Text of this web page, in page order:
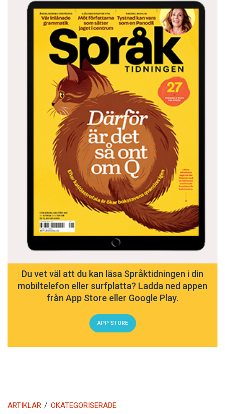
Du vet väl att du kan läsa Språktidningen i din
mobiltelefon eller surfplatta? Ladda ned appen
från App Store eller Google Play.
APP STORE
ARTIKLAR OKATEGORISERADE